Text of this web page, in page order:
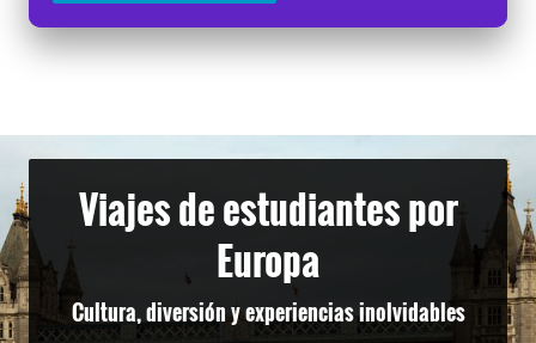
Viajes de estudiantes por
Europa
Cultura, diversión y experiencias inolvidables